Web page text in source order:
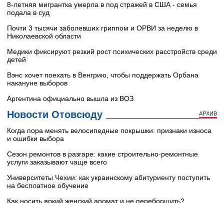
8-летняя мигрантка умерла в под стражей в США - семья
подала в суд
Почти 3 тысячи заболевших гриппом и ОРВИ за неделю в
Николаевской области
Медики фиксируют резкий рост психических расстройств среди
детей
Вэнс хочет поехать в Венгрию, чтобы поддержать Орбана
накануне выборов
Аргентина официально вышла из ВОЗ
Новости Отовсюду АРХИВ
Когда пора менять велосипедные покрышки: признаки износа
и ошибки выбора
Сезон ремонтов в разгаре: какие строительно-ремонтные
услуги заказывают чаще всего
Университеты Чехии: как украинскому абитуриенту поступить
на бесплатное обучение
Как носить яркий женский аромат и не переборщить?